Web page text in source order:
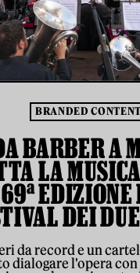
BRANDED CONTENT
BARBER A
LA
69ª EDIZIONE
DEI
da record e un
dialogare l'opera con